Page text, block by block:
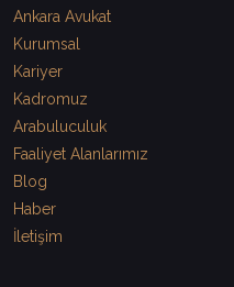
Ankara Avukat
Kurumsal
Kariyer
Kadromuz
Arabuluculuk
Faaliyet Alanlarımız
Blog
Haber
İletişim